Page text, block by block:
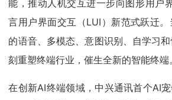
能，推动人机交互进一步向图形用户
言用户界面交互（LUI）新范式跃迁
的语音、多模态、意图识别、自学习
刻重塑终端行业，催生全新的智能终端
在创新AI终端领域，中兴通讯首个AI